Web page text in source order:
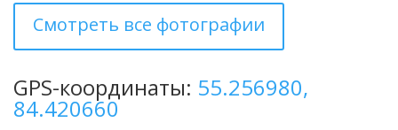
Смотреть все фотографии
GPS-координаты: 55.256980,
84.420660